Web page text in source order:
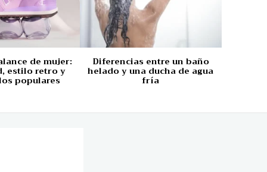
de mujer:
estilo retro y
populares
Diferencias entre un baño
helado y una ducha de agua
fría